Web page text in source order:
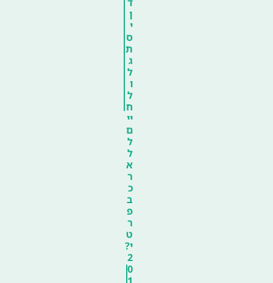
ן
י
ס
ת
ג
ל
ו
ל
ח
יי
ם
ל
ל
א
ר
כ
ב
פ
ר
ט
י?
2
0